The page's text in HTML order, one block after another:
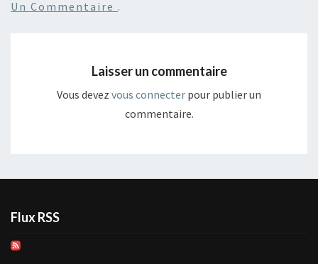
Un Commentaire .
Laisser un commentaire
Vous devez vous connecter pour publier un
commentaire.
Flux RSS